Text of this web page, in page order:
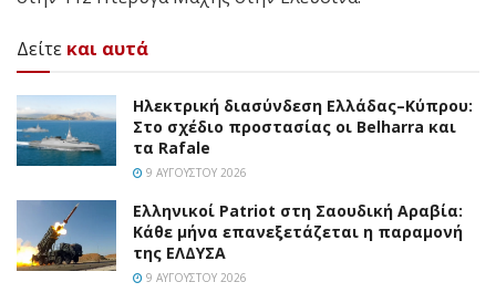
Δείτε και αυτά
Ηλεκτρική διασύνδεση Ελλάδας–Κύπρου:
Στο σχέδιο προστασίας οι Belharra και
τα Rafale
9 ΑΥΓΟΎΣΤΟΥ 2026
Ελληνικοί Patriot στη Σαουδική Αραβία:
Κάθε μήνα επανεξετάζεται η παραμονή
της ΕΛΔΥΣΑ
9 ΑΥΓΟΎΣΤΟΥ 2026